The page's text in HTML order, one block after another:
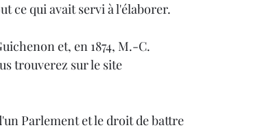
ce qui avait servi à l'élaborer.
et, en 1874, M.-C.
trouverez sur le site
Parlement et le droit de battre